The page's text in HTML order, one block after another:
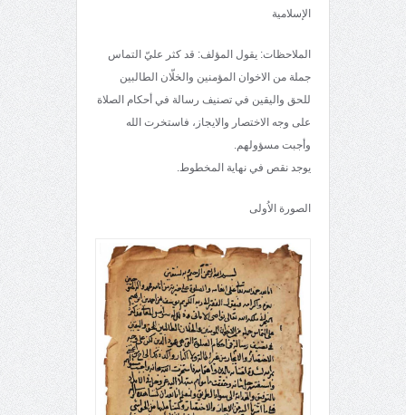
الإسلامية
الملاحظات: يقول المؤلف: قد كثر عليّ التماس
جملة من الاخوان المؤمنين والخلّان الطالبين
للحق واليقين في تصنيف رسالة في أحكام الصلاة
على وجه الاختصار والايجاز، فاستخرت الله
وأجبت مسؤولهم.
يوجد نقص في نهاية المخطوط.
الصورة الاُولى